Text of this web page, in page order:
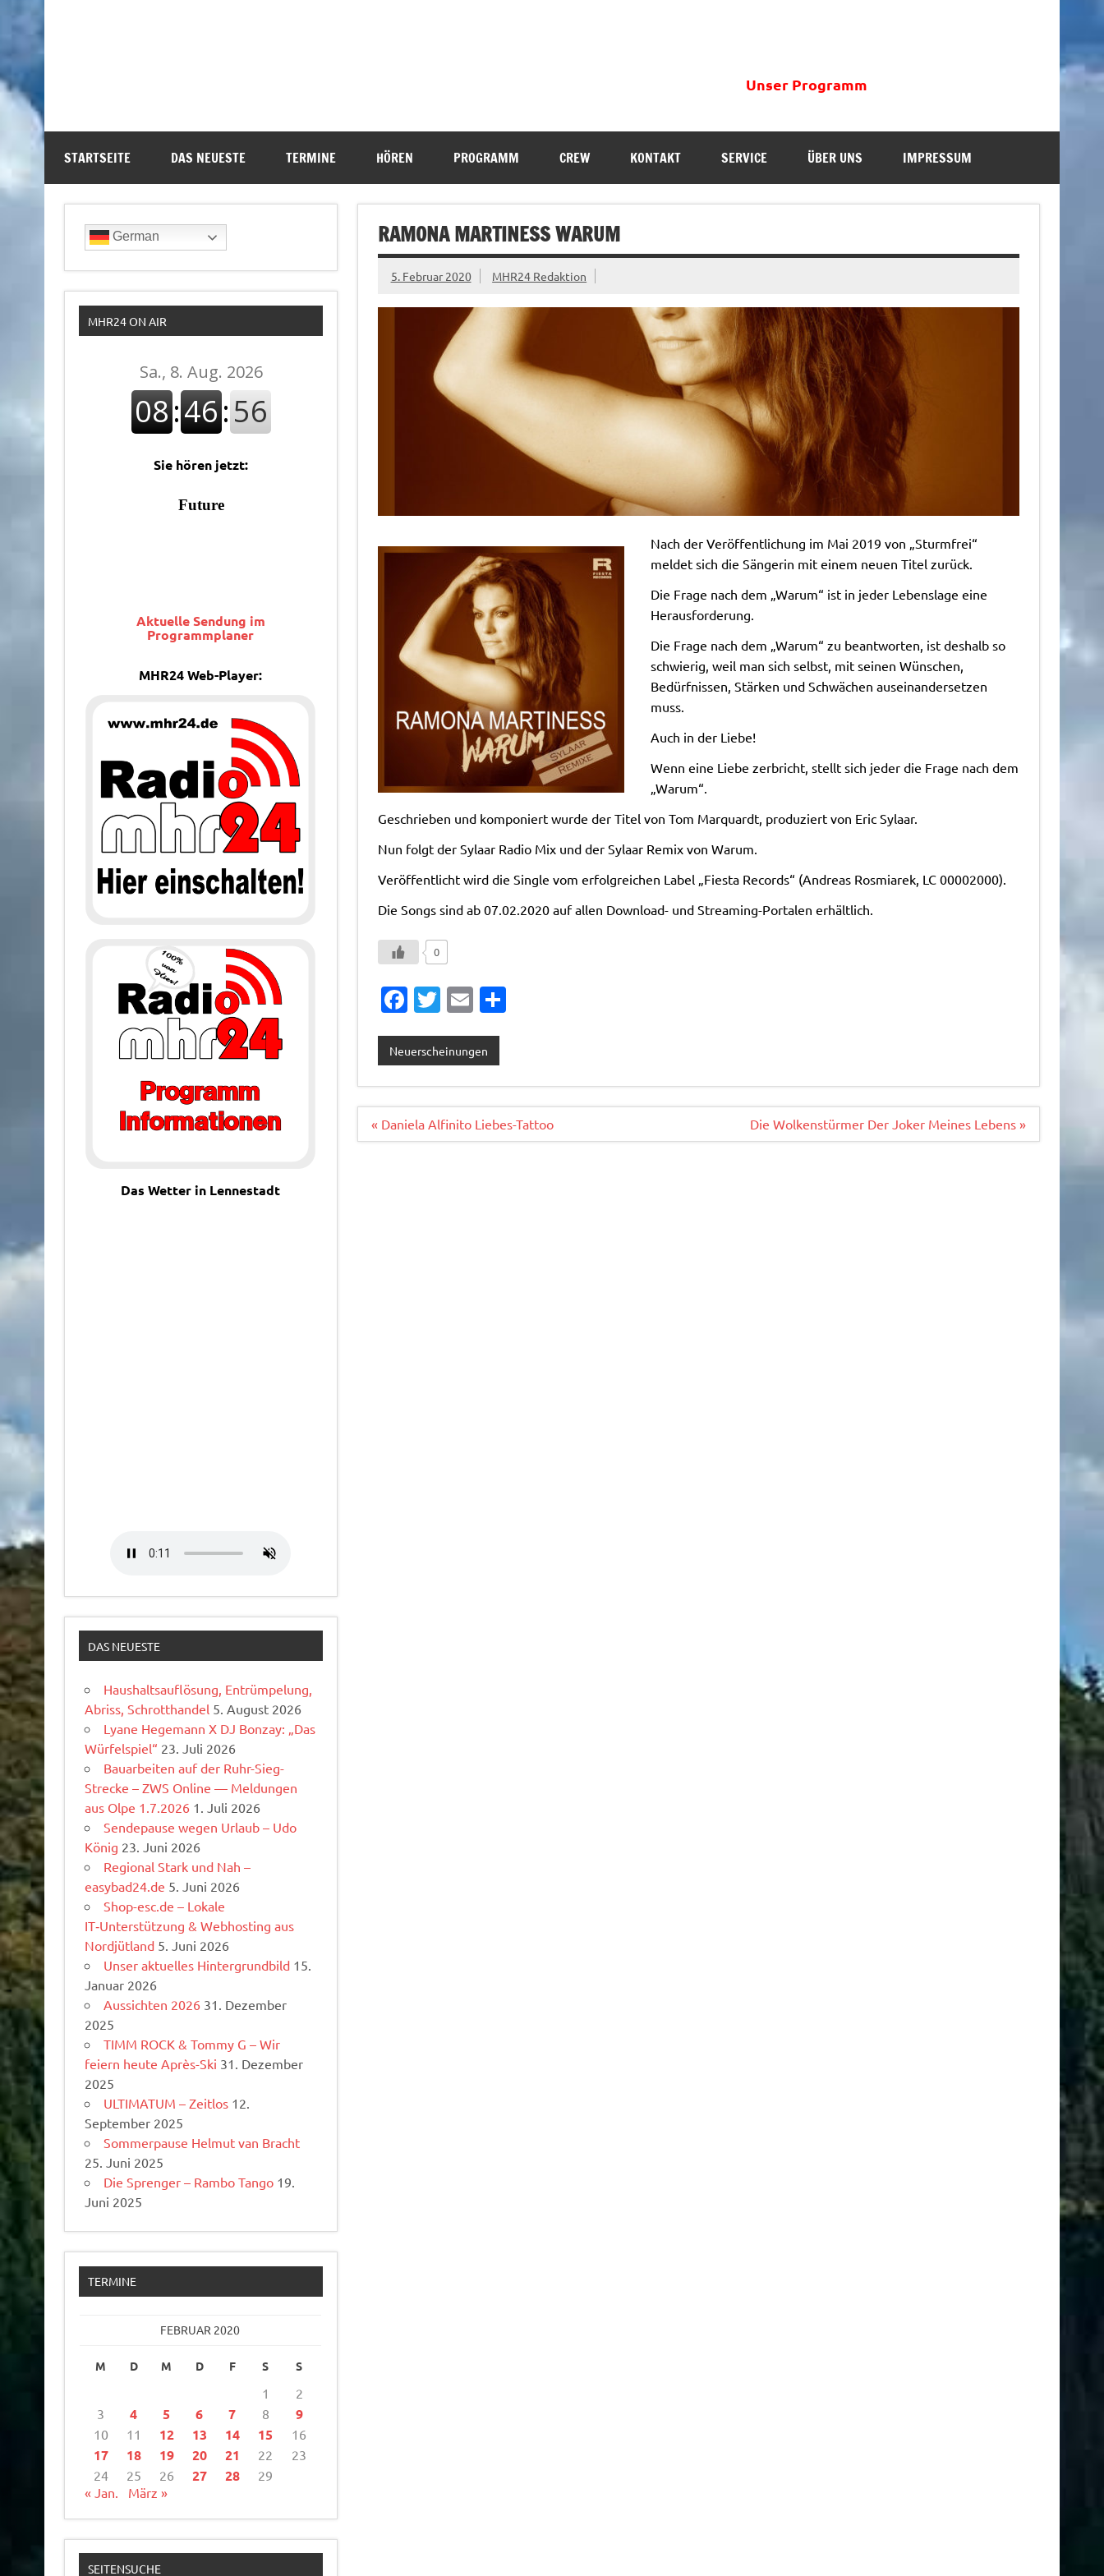
Unser Programm
STARTSEITE DAS NEUESTE TERMINE HÖREN PROGRAMM CREW KONTAKT SERVICE ÜBER UNS IMPRESSUM
RAMONA MARTINESS WARUM
5. Februar 2020 MHR24 Redaktion
Nach der Veröffentlichung im Mai 2019 von „Sturmfrei“
meldet sich die Sängerin mit einem neuen Titel zurück.
Die Frage nach dem „Warum“ ist in jeder Lebenslage eine
Herausforderung.
Die Frage nach dem „Warum“ zu beantworten, ist deshalb so
schwierig, weil man sich selbst, mit seinen Wünschen,
Bedürfnissen, Stärken und Schwächen auseinandersetzen
muss.
Auch in der Liebe!
Wenn eine Liebe zerbricht, stellt sich jeder die Frage nach dem
„Warum“.
Geschrieben und komponiert wurde der Titel von Tom Marquardt, produziert von Eric Sylaar.
Nun folgt der Sylaar Radio Mix und der Sylaar Remix von Warum.
Veröffentlicht wird die Single vom erfolgreichen Label „Fiesta Records“ (Andreas Rosmiarek, LC 00002000).
Die Songs sind ab 07.02.2020 auf allen Download- und Streaming-Portalen erhältlich.
0
Fa
e
b
o
o
T
it
te
r
E
ai
l
T
n
Neuerscheinungen
Beitragsnavigation
« Daniela Alfinito Liebes-Tattoo Die Wolkenstürmer Der Joker Meines Lebens »
German
MHR24 ON AIR
Sie hören jetzt:
Aktuelle Sendung im
Programmplaner
MHR24 Web-Player:
Das Wetter in Lennestadt
DAS NEUESTE
Haushaltsauflösung, Entrümpelung,
Abriss, Schrotthandel 5. August 2026
Lyane Hegemann X DJ Bonzay: „Das
Würfelspiel“ 23. Juli 2026
Bauarbeiten auf der Ruhr-Sieg-
Strecke – ZWS Online — Meldungen
aus Olpe 1.7.2026 1. Juli 2026
Sendepause wegen Urlaub – Udo
König 23. Juni 2026
Regional Stark und Nah –
easybad24.de 5. Juni 2026
Shop-esc.de – Lokale
IT‑Unterstützung & Webhosting aus
Nordjütland 5. Juni 2026
Unser aktuelles Hintergrundbild 15.
Januar 2026
Aussichten 2026 31. Dezember
2025
TIMM ROCK & Tommy G – Wir
feiern heute Après-Ski 31. Dezember
2025
ULTIMATUM – Zeitlos 12.
September 2025
Sommerpause Helmut van Bracht
25. Juni 2025
Die Sprenger – Rambo Tango 19.
Juni 2025
TERMINE
FEBRUAR 2020
M D M D F S S
1
2
3
4 5 6 7 8 9
10 11 12 13 14 15 16
17 18 19 20 21 22
23
24
25 26 27 28
29
« Jan.
März »
SEITENSUCHE